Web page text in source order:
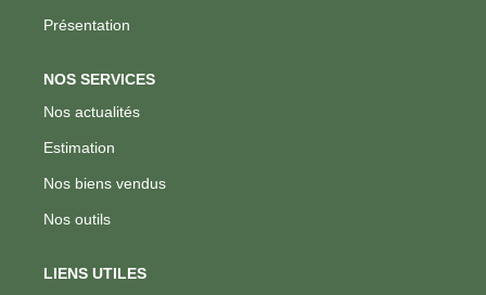
Présentation
NOS SERVICES
Nos actualités
Estimation
Nos biens vendus
Nos outils
LIENS UTILES